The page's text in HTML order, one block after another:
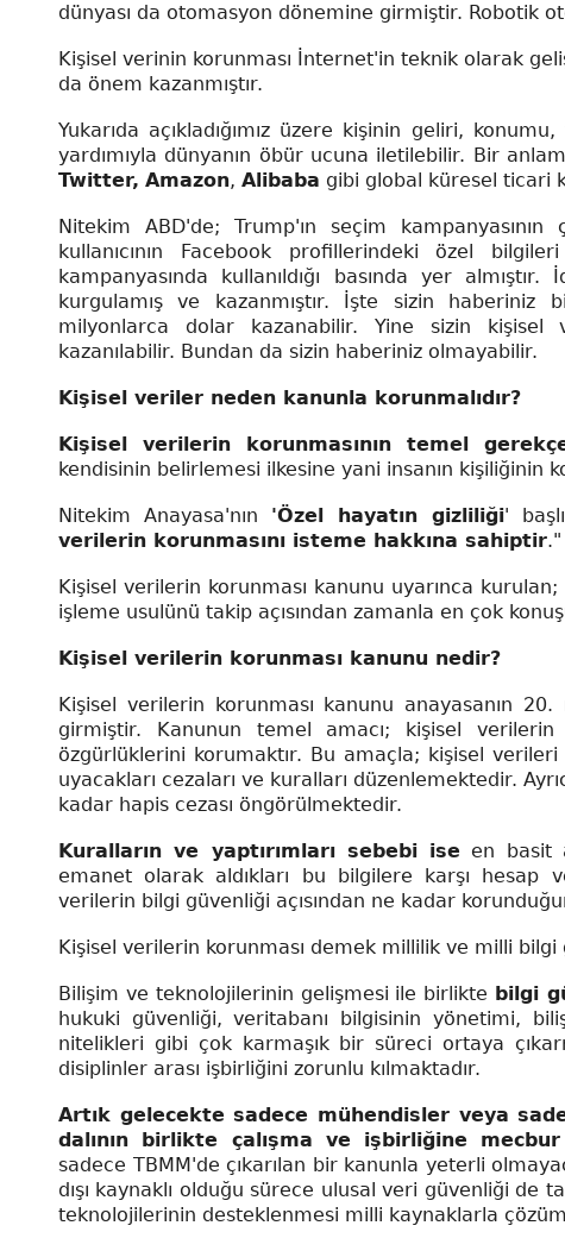
dünyası da otomasyon dönemine girmiştir. Robotik
Kişisel verinin korunması İnternet'in teknik olarak
da önem kazanmıştır.
Yukarıda açıkladığımız üzere kişinin geliri,
yardımıyla dünyanın öbür ucuna iletilebilir. Bir
Twitter, Amazon, Alibaba gibi global küresel ticari
Nitekim ABD'de; Trump'ın seçim
kullanıcının Facebook profillerindeki özel
kampanyasında kullanıldığı basında yer
kurgulamış ve kazanmıştır. İşte sizin
milyonlarca dolar kazanabilir. Yine sizin kişisel
kazanılabilir. Bundan da sizin haberiniz olmayabilir.
Kişisel veriler neden kanunla korunmalıdır?
Kişisel verilerin korunmasının temel
kendisinin belirlemesi ilkesine yani insanın kişiliğinin
Nitekim Anayasa'nın 'Özel hayatın gizliliği'
verilerin korunmasını isteme hakkına sahiptir
Kişisel verilerin korunması kanunu uyarınca kurulan;
işleme usulünü takip açısından zamanla en çok
Kişisel verilerin korunması kanunu nedir?
Kişisel verilerin korunması kanunu anayasanın
girmiştir. Kanunun temel amacı; kişisel
özgürlüklerini korumaktır. Bu amaçla; kişisel
uyacakları cezaları ve kuralları düzenlemektedir.
kadar hapis cezası öngörülmektedir.
Kuralların ve yaptırımları sebebi ise en basit
emanet olarak aldıkları bu bilgilere karşı hesap
verilerin bilgi güvenliği açısından ne kadar
Kişisel verilerin korunması demek millilik ve milli
Bilişim ve teknolojilerinin gelişmesi ile birlikte bilgi
hukuki güvenliği, veritabanı bilgisinin yönetimi,
nitelikleri gibi çok karmaşık bir süreci ortaya
disiplinler arası işbirliğini zorunlu kılmaktadır.
Artık gelecekte sadece mühendisler veya
dalının birlikte çalışma ve işbirliğine
sadece TBMM'de çıkarılan bir kanunla yeterli
dışı kaynaklı olduğu sürece ulusal veri güvenliği de
teknolojilerinin desteklenmesi milli kaynaklarla